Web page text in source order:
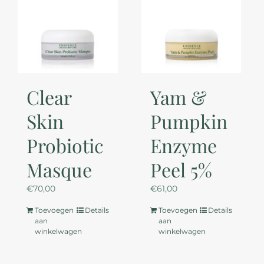
Clear
Skin
Probiotic
Masque
€70,00
Toevoegen
aan
winkelwagen
Details
Yam &
Pumpkin
Enzyme
Peel 5%
€61,00
Toevoegen
aan
winkelwagen
Details